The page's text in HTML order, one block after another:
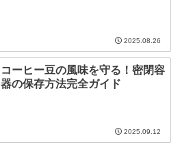
2025.08.26
コーヒー豆の風味を守る！密閉容
器の保存方法完全ガイド
2025.09.12